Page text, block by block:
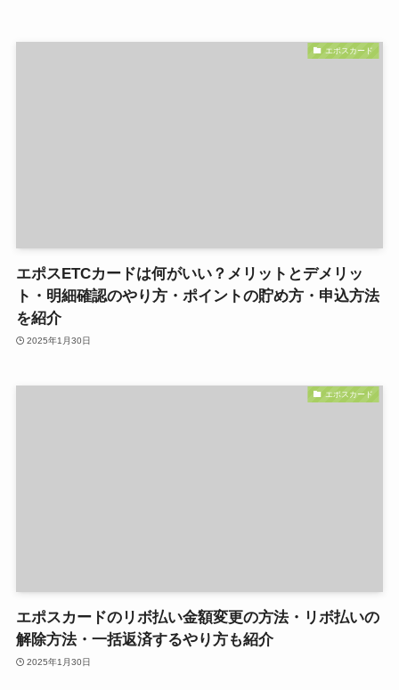
エポスカード
エポスETCカードは何がいい？メリットとデメリッ
ト・明細確認のやり方・ポイントの貯め方・申込方法
を紹介
2025年1月30日
エポスカード
エポスカードのリボ払い金額変更の方法・リボ払いの
解除方法・一括返済するやり方も紹介
2025年1月30日